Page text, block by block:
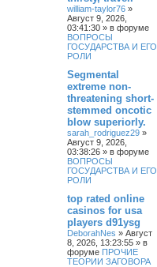
william-taylor76 »
Август 9, 2026,
03:41:30 » в форуме
ВОПРОСЫ
ГОСУДАРСТВА И ЕГО
РОЛИ
Segmental
extreme non-
threatening short-
stemmed oncotic
blow superiorly.
sarah_rodriguez29 »
Август 9, 2026,
03:38:26 » в форуме
ВОПРОСЫ
ГОСУДАРСТВА И ЕГО
РОЛИ
top rated online
casinos for usa
players d91ysg
DeborahNes » Август
8, 2026, 13:23:55 » в
форуме ПРОЧИЕ
ТЕОРИИ ЗАГОВОРА